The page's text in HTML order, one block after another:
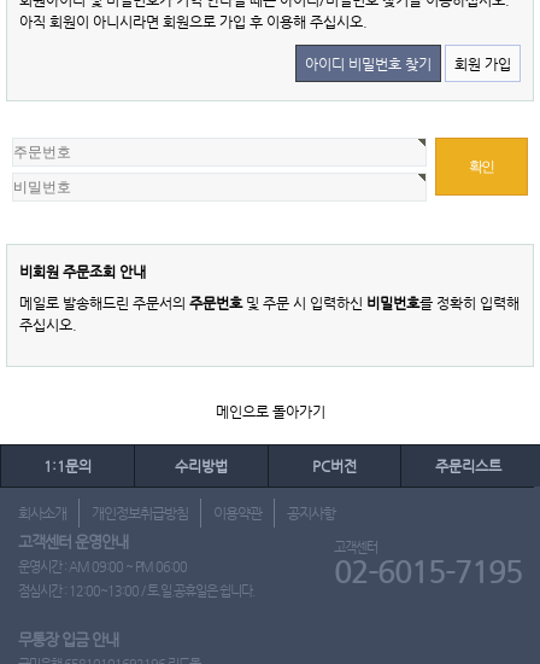
아직 회원이 아니시라면 회원으로 가입 후 이용해 주십시오.
아이디 비밀번호 찾기 회원 가입
비회원 주문조회 안내
메일로 발송해드린 주문서의 주문번호및 주문 시 입력하신 비밀번호를 정확히 입력해
주십시오.
메인으로 돌아가기
1:1문의 수리방법 PC버전 주문리스트
회사소개 개인정보취급방침 이용약관 공지사항
고객센터 운영안내
운영시간 : AM 09:00 ~ PM 06:00
점심시간 : 12:00~13:00 / 토.일.공휴일은 쉽니다.
고객센터
02-6015-7195
무통장 입금 안내